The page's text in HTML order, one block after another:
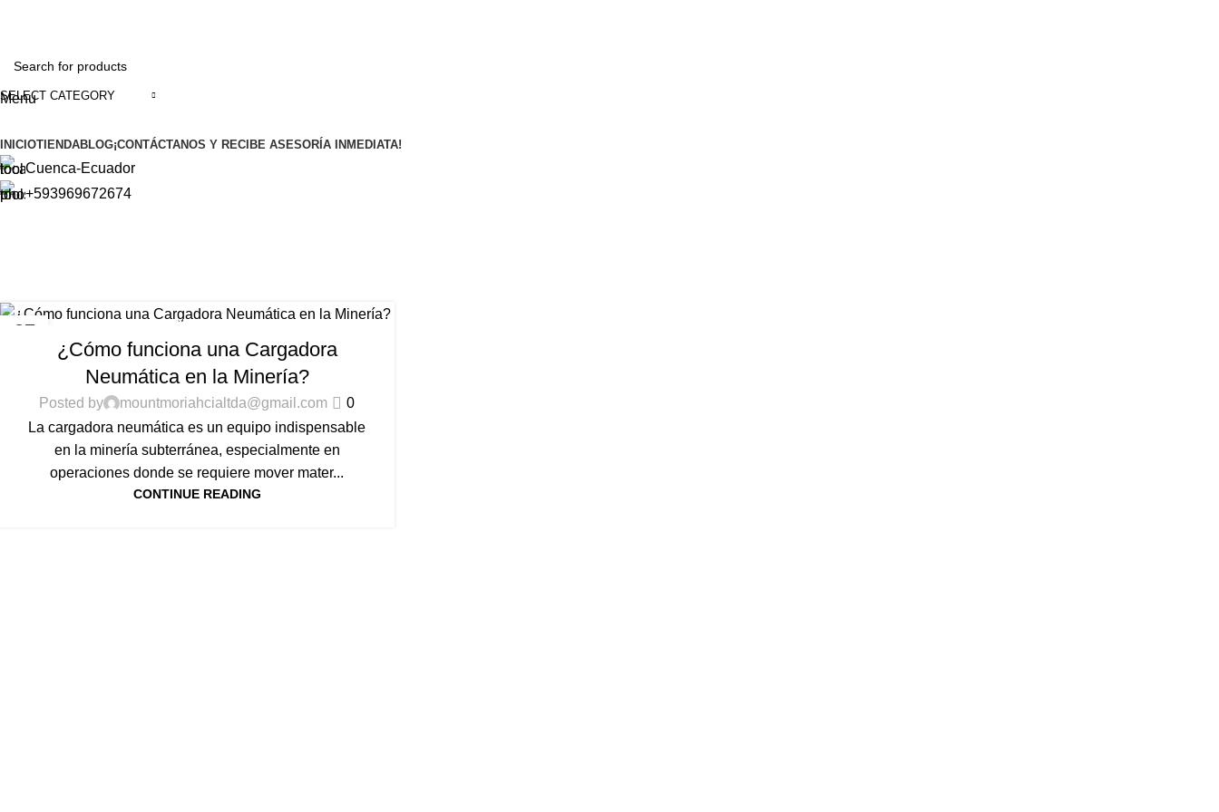
SELECT CATEGORY
Menu
INICIOTIENDABLOG¡CONTÁCTANOS Y RECIBE ASESORÍA INMEDIATA!
Cuenca-Ecuador
+593969672674
27 CARGADORA NEUMATICA
¿Cómo funciona una Cargadora
Neumática en la Minería?
Posted by mountmoriahcialtda@gmail.com
0
La cargadora neumática es un equipo indispensable
en la minería subterránea, especialmente en
operaciones donde se requiere mover mater...
CONTINUE READING